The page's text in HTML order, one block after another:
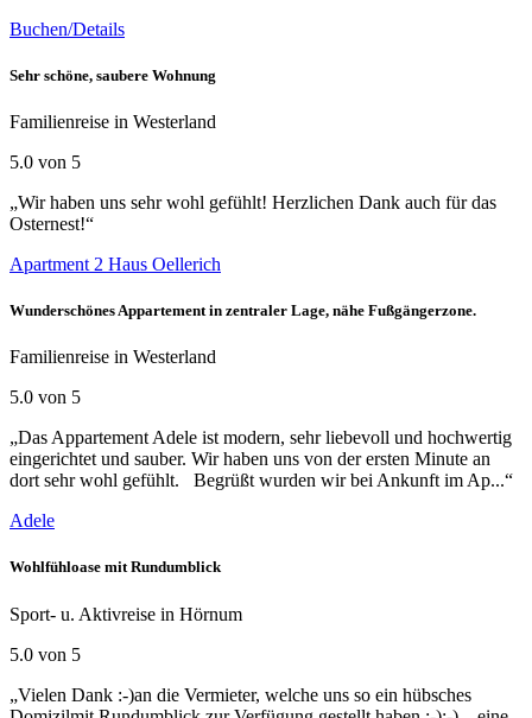
Buchen/Details
Sehr schöne, saubere Wohnung
Familienreise in Westerland
5.0 von 5
„Wir haben uns sehr wohl gefühlt! Herzlichen Dank auch für das
Osternest!“
Apartment 2 Haus Oellerich
Wunderschönes Appartement in zentraler Lage, nähe Fußgängerzone.
Familienreise in Westerland
5.0 von 5
„Das Appartement Adele ist modern, sehr liebevoll und hochwertig
eingerichtet und sauber. Wir haben uns von der ersten Minute an
dort sehr wohl gefühlt. Begrüßt wurden wir bei Ankunft im Ap...“
Adele
Wohlfühloase mit Rundumblick
Sport- u. Aktivreise in Hörnum
5.0 von 5
„Vielen Dank :-)an die Vermieter, welche uns so ein hübsches